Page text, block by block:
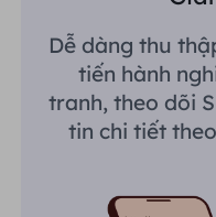
Dễ dàng thu
tiến hành
tranh, theo dõi
tin chi tiết